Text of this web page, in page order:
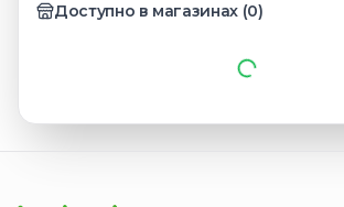
Доступно в магазинах (0)